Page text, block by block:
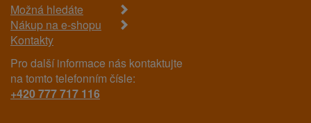
Možná hledáte
Nákup na e-shopu
Kontakty
Pro další informace nás kontaktujte
na tomto telefonním čísle:
+420 777 717 116